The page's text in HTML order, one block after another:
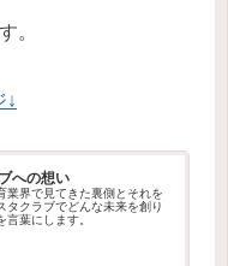
。
↓
への想い
業界で見てきた裏側とそれを
タクラブでどんな未来を創り
葉にします。